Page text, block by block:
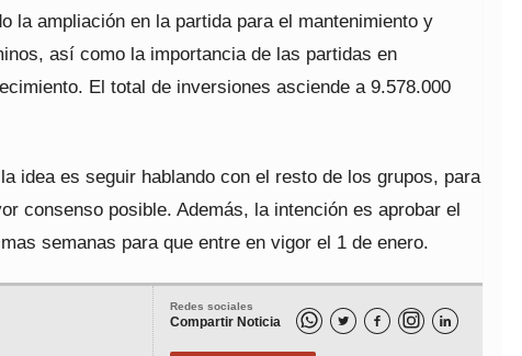
la ampliación en la partida para el mantenimiento y
así como la importancia de las partidas en
El total de inversiones asciende a 9.578.000
idea es seguir hablando con el resto de los grupos, para
consenso posible. Además, la intención es aprobar el
semanas para que entre en vigor el 1 de enero.
Redes sociales
Compartir Noticia   